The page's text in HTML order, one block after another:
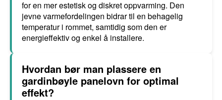
for en mer estetisk og diskret oppvarming. Den
jevne varmefordelingen bidrar til en behagelig
temperatur i rommet, samtidig som den er
energieffektiv og enkel å installere.
Hvordan bør man plassere en
gardinbøyle panelovn for optimal
effekt?